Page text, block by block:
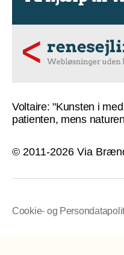
Voltaire: "Kunsten i
patienten, mens
© 2011-2026 Via
Cookie- og